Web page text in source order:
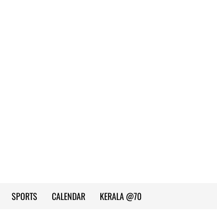
SPORTS CALENDAR KERALA @70